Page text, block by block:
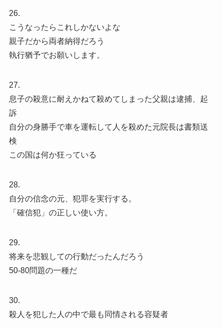
26.
こうなったらこれしかないよな
親子だから両者納得だろう
執行猶予でお願いします。
27.
息子の殺意に耐えかねて殺めてしまった父親は逮捕、起
訴
自分の身勝手で車を運転して人を殺めた元院長は書類送
検
この国は何か狂っている
28.
自分の信念の元、犯罪を実行する。
「確信犯」の正しい使い方。
29.
将来を悲観しての行動だったんだろう
50-80問題の一種だ
30.
殺人を犯した人の中で最も同情される容疑者